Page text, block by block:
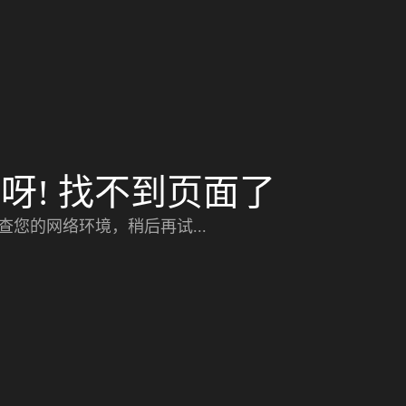
! 找不到页面了
您的网络环境，稍后再试...